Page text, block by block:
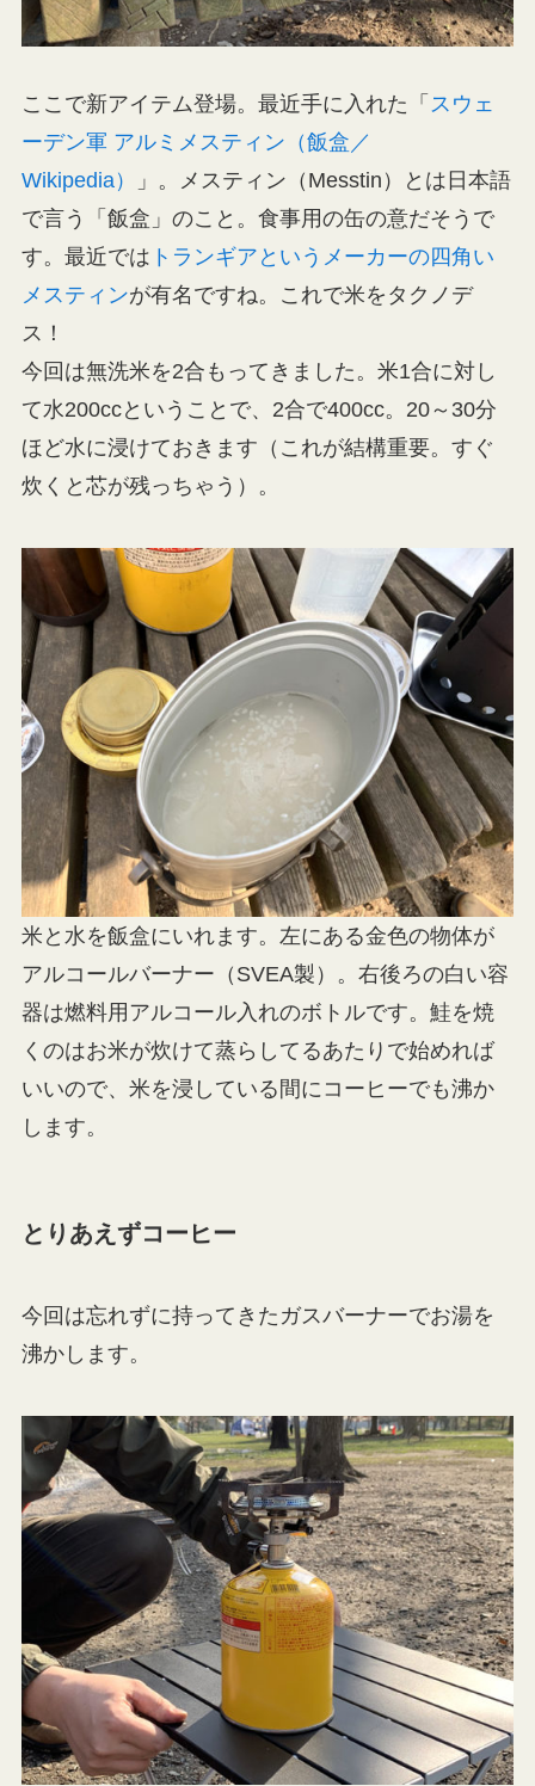
ここで新アイテム登場。最近手に入れた「 スウェ
ーデン軍 アルミメスティン（飯盒／
Wikipedia）
」。メスティン（Messtin）とは日本語
で言う「飯盒」のこと。食事用の缶の意だそうで
す。最近では トランギアというメーカーの四角い
メスティンが有名ですね。これで米をタクノデ
ス！
今回は無洗米を2合もってきました。米1合に対し
て水200ccということで、2合で400cc。20～30分
ほど水に浸けておきます（これが結構重要。すぐ
炊くと芯が残っちゃう）。
米と水を飯盒にいれます。左にある金色の物体が
アルコールバーナー（SVEA製）。右後ろの白い容
器は燃料用アルコール入れのボトルです。鮭を焼
くのはお米が炊けて蒸らしてるあたりで始めれば
いいので、米を浸している間にコーヒーでも沸か
します。
とりあえずコーヒー
今回は忘れずに持ってきたガスバーナーでお湯を
沸かします。